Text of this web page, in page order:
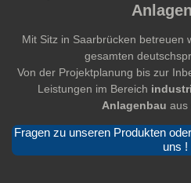
Mit Sitz in Saarbrücken betreuen
gesamten
Von der Projektplanung bis zur
Leistungen im Bereich
Anlagenbau aus
Fragen zu unseren Produkten
uns !